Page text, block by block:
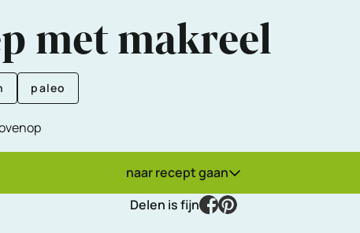
met makreel
paleo
naar recept gaan
Delen is fijn
facebook
pinterest